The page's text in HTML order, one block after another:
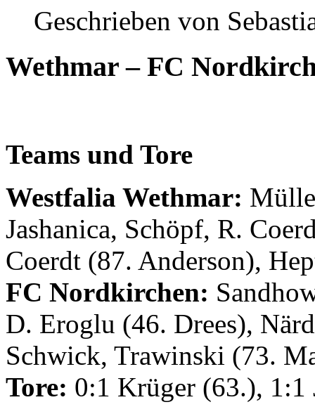
Geschrieben von
Wethmar – FC
Teams und Tore
Westfalia Wethmar:
Jashanica, Schöpf, R.
Coerdt (87. Anderson),
FC Nordkirchen:
D. Eroglu (46. Drees),
Schwick, Trawinski (73.
Tore: 0:1 Krüger (63.), 1:1